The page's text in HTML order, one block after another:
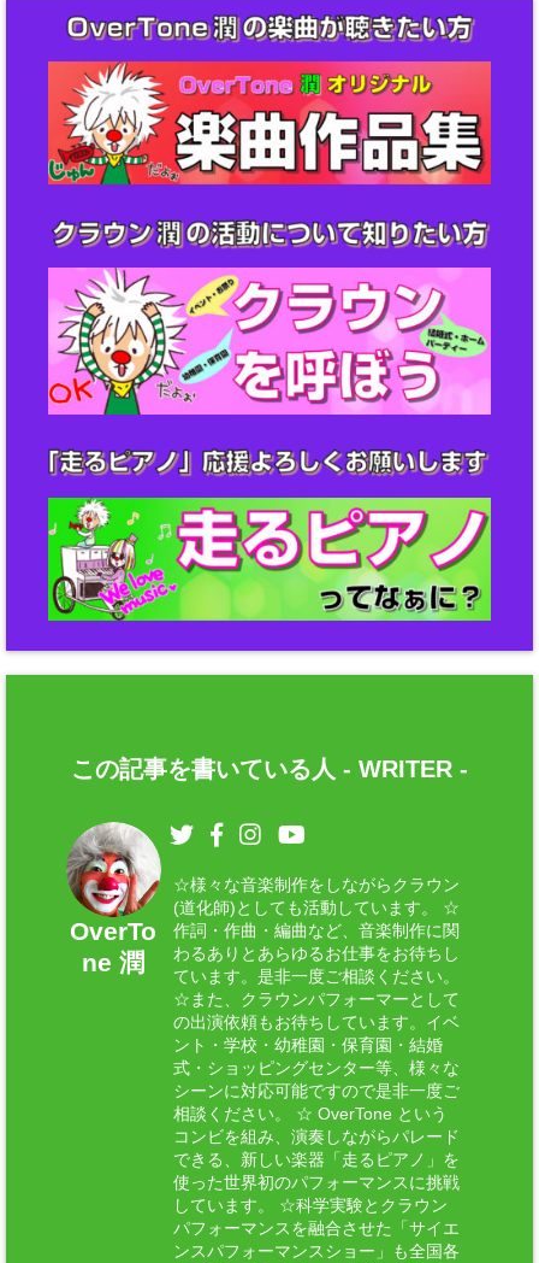
この記事を書いている人 - WRITER -
OverTo
ne 潤
☆様々な音楽制作をしながらクラウン
(道化師)としても活動しています。 ☆
作詞・作曲・編曲など、音楽制作に関
わるありとあらゆるお仕事をお待ちし
ています。是非一度ご相談ください。
☆また、クラウンパフォーマーとして
の出演依頼もお待ちしています。イベ
ント・学校・幼稚園・保育園・結婚
式・ショッピングセンター等、様々な
シーンに対応可能ですので是非一度ご
相談ください。 ☆ OverTone という
コンビを組み、演奏しながらパレード
できる、新しい楽器「走るピアノ」を
使った世界初のパフォーマンスに挑戦
しています。 ☆科学実験とクラウン
パフォーマンスを融合させた「サイエ
ンスパフォーマンスショー」も全国各